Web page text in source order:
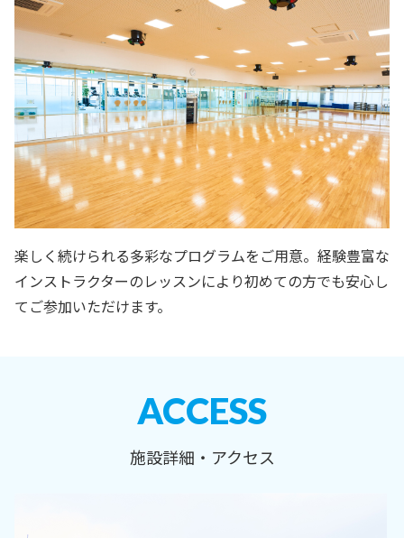
楽しく続けられる多彩なプログラムをご用意。経験豊富な
インストラクターのレッスンにより初めての方でも安心し
てご参加いただけます。
ACCESS
施設詳細・アクセス